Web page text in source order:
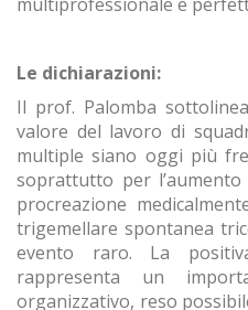
Le dichiarazioni:
Il prof. Palomba
valore del lavoro di
multiple siano oggi più
soprattutto per
procreazione
trigemellare spontanea
evento raro. La
rappresenta un
organizzativo, reso